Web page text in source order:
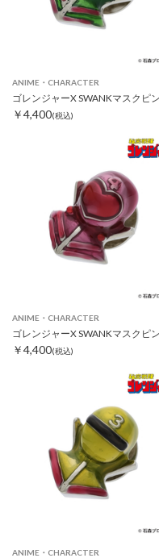
ANIME・CHARACTER
￥4,400(税込)
ANIME・CHARACTER
￥4,400(税込)
ANIME・CHARACTER